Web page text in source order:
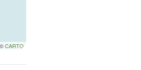
CARTO